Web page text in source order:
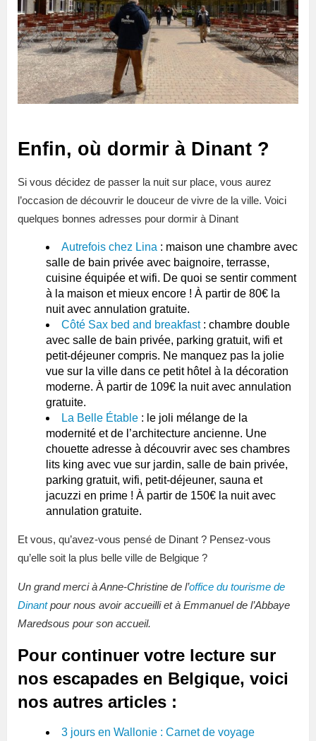
Enfin, où dormir à Dinant ?
Si vous décidez de passer la nuit sur place, vous aurez
l’occasion de découvrir le douceur de vivre de la ville. Voici
quelques bonnes adresses pour dormir à Dinant
Autrefois chez Lina : maison une chambre avec
salle de bain privée avec baignoire, terrasse,
cuisine équipée et wifi. De quoi se sentir comment
à la maison et mieux encore ! À partir de 80€ la
nuit avec annulation gratuite.
Côté Sax bed and breakfast: chambre double
avec salle de bain privée, parking gratuit, wifi et
petit-déjeuner compris. Ne manquez pas la jolie
vue sur la ville dans ce petit hôtel à la décoration
moderne. À partir de 109€ la nuit avec annulation
gratuite.
La Belle Étable : le joli mélange de la
modernité et de l’architecture ancienne. Une
chouette adresse à découvrir avec ses chambres
lits king avec vue sur jardin, salle de bain privée,
parking gratuit, wifi, petit-déjeuner, sauna et
jacuzzi en prime ! À partir de 150€ la nuit avec
annulation gratuite.
Et vous, qu’avez-vous pensé de Dinant ? Pensez-vous
qu’elle soit la plus belle ville de Belgique ?
Un grand merci à Anne-Christine de l’office du tourisme de
Dinantpour nous avoir accueilli et à Emmanuel de l’Abbaye
Maredsous pour son accueil.
Pour continuer votre lecture sur
nos escapades en Belgique, voici
nos autres articles :
3 jours en Wallonie : Carnet de voyage